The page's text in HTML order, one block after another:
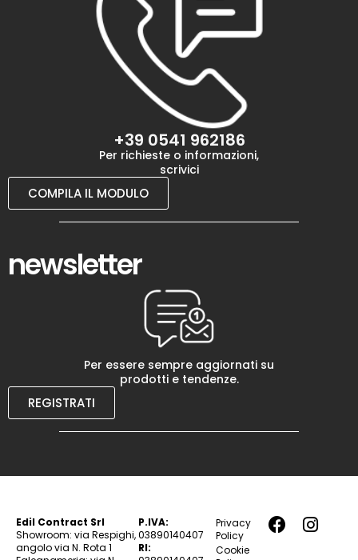
+39 0541 962186
Per richieste o informazioni,
scrivici
COMPILA IL MODULO
newsletter
Per essere sempre aggiornati su
prodotti e tendenze.
REGISTRATI
Edil Contract Srl
Showroom: via Respighi,
angolo via N. Rota 1
P.IVA:
03890140407
RI:
Privacy
Policy
Cookie